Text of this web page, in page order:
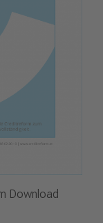
Download